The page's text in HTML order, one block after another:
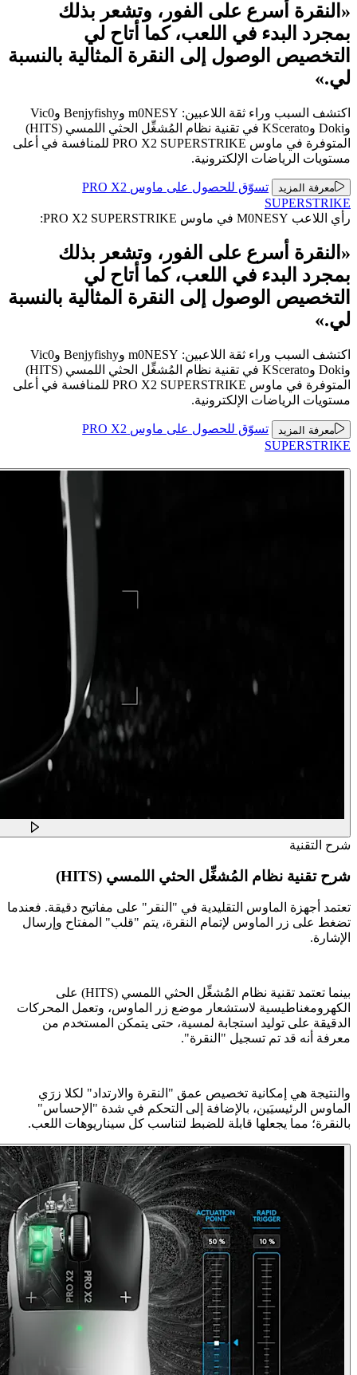
«النقرة أسرع على الفور، وتشعر بذلك
بمجرد البدء في اللعب، كما أتاح لي
التخصيص الوصول إلى النقرة المثالية بالنسبة
لي.»
اكتشف السبب وراء ثقة اللاعبين: m0NESY وBenjyfishy وVic0
وDoki وKScerato في تقنية نظام المُشغِّل الحثي اللمسي (HITS)
المتوفرة في ماوس PRO X2 SUPERSTRIKE للمنافسة في أعلى
مستويات الرياضات الإلكترونية.
معرفة المزيد
تسوّق للحصول على ماوس ‏PRO X2
SUPERSTRIKE
رأي اللاعب M0NESY في ماوس ‏PRO X2 SUPERSTRIKE:
«النقرة أسرع على الفور، وتشعر بذلك
بمجرد البدء في اللعب، كما أتاح لي
التخصيص الوصول إلى النقرة المثالية بالنسبة
لي.»
اكتشف السبب وراء ثقة اللاعبين: m0NESY وBenjyfishy وVic0
وDoki وKScerato في تقنية نظام المُشغِّل الحثي اللمسي (HITS)
المتوفرة في ماوس PRO X2 SUPERSTRIKE للمنافسة في أعلى
مستويات الرياضات الإلكترونية.
معرفة المزيد
تسوّق للحصول على ماوس ‏PRO X2
SUPERSTRIKE
شرح التقنية
شرح تقنية نظام المُشغِّل الحثي اللمسي (HITS)
تعتمد أجهزة الماوس التقليدية في "النقر" على مفاتيح دقيقة. فعندما
تضغط على زر الماوس لإتمام النقرة، يتم "قلب" المفتاح وإرسال
الإشارة.
بينما تعتمد تقنية نظام المُشغِّل الحثي اللمسي (HITS) على
الكهرومغناطيسية لاستشعار موضع زر الماوس، وتعمل المحركات
الدقيقة على توليد استجابة لمسية، حتى يتمكن المستخدم من
معرفة أنه قد تم تسجيل "النقرة".
والنتيجة هي إمكانية تخصيص عمق "النقرة والارتداد" لكلا زرَي
الماوس الرئيسيَين، بالإضافة إلى التحكم في شدة "الإحساس"
بالنقرة؛ مما يجعلها قابلة للضبط لتناسب كل سيناريوهات اللعب.